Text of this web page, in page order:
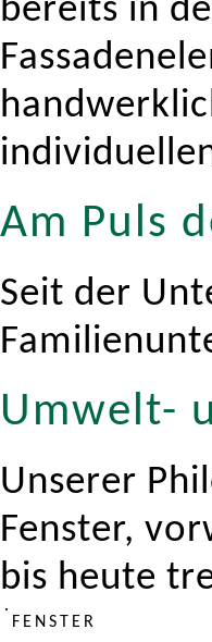
bereits in
Am Puls
Seit der
Umwelt-
Unserer
Fenster,
bis heute
FENSTER